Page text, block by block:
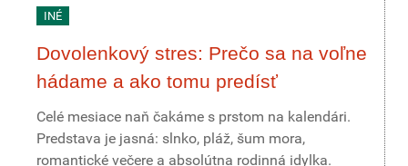
INÉ
Dovolenkový stres: Prečo sa na voľne
hádame a ako tomu predísť
Celé mesiace naň čakáme s prstom na kalendári.
Predstava je jasná: slnko, pláž, šum mora,
romantické večere a absolútna rodinná idylka.